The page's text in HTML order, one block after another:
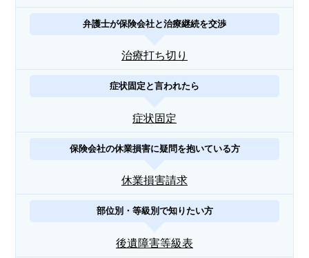
弁護士が保険会社と治療継続を交渉
治療打ち切り
症状固定と言われたら
症状固定
保険会社の休業損害に疑問を抱いている方
休業損害請求
部位別・等級別で知りたい方
後遺障害等級表